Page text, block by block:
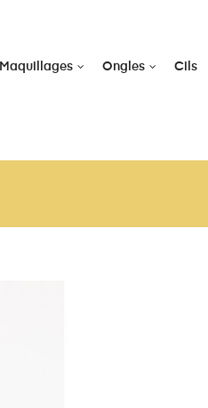
Maquillages Ongles Cils